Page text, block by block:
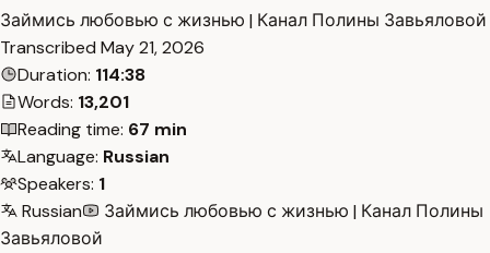
Займись любовью с жизнью | Канал Полины Завьяловой
Transcribed May 21, 2026
Duration: 114:38
Words: 13,201
Reading time: 67 min
Language: Russian
Speakers: 1
Russian
Займись любовью с жизнью | Канал Полины
Завьяловой